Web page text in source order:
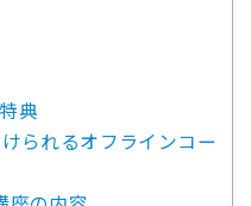
典
られるオフラインコー